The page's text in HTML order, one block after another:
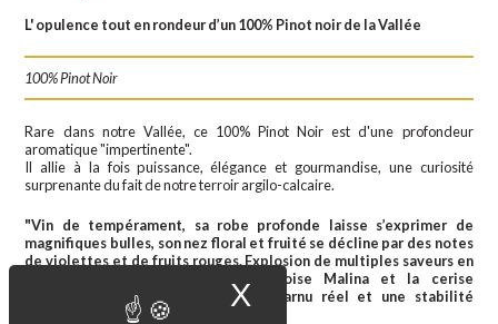
X Masquer le
L' opulence tout en rondeur d’un 100% Pinot noir de la Vallée
100% Pinot Noir
Rare dans notre Vallée, ce 100% Pinot Noir est d'une profondeur
aromatique "impertinente".
Il allie à la fois puissance, élégance et gourmandise, une curiosité
surprenante du fait de notre terroir argilo-calcaire.
"Vin de tempérament, sa robe profonde laisse s’exprimer de
magnifiques bulles, son nez floral et fruité se décline par des notes
de violettes et de fruits rouges. Explosion de multiples saveurs en
bouche où l’on retrouve la framboise Malina et la cerise
Montmorency. La finale offre un charnu réel et une stabilité
aromatique impressionnante."